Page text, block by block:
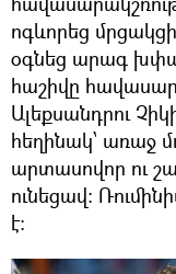
ոգևորեց
օգնեց արագ
հաշիվը
Ալեքսանդրու
հեղինակ՝ առաջ
արտասովոր ու
ունեցավ։
է։